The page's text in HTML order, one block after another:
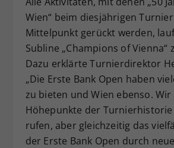
Wien“ beim diesjährigen
Mittelpunkt gerückt werden,
Subline „Champions of Vienna“
Dazu erklärte Turnierdirektor
„Die Erste Bank Open haben
zu bieten und Wien ebenso.
Höhepunkte der
rufen, aber gleichzeitig das
der Erste Bank Open durch